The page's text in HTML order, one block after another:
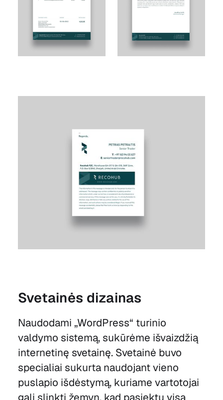
Svetainės dizainas
Naudodami „WordPress“ turinio
valdymo sistemą, sukūrėme išvaizdžią
internetinę svetainę. Svetainė buvo
specialiai sukurta naudojant vieno
puslapio išdėstymą, kuriame vartotojai
gali slinkti žemyn, kad pasiektų visą